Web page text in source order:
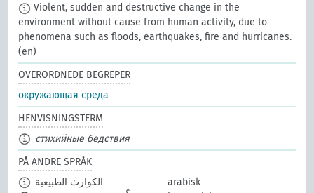
Violent, sudden and destructive change in the
environment without cause from human activity, due to
phenomena such as floods, earthquakes, fire and hurricanes.
(en)
OVERORDNEDE BEGREPER
окружающая среда
HENVISNINGSTERM
стихийные бедствия
PÅ ANDRE SPRÅK
الكوارث الطبيعية
arabisk